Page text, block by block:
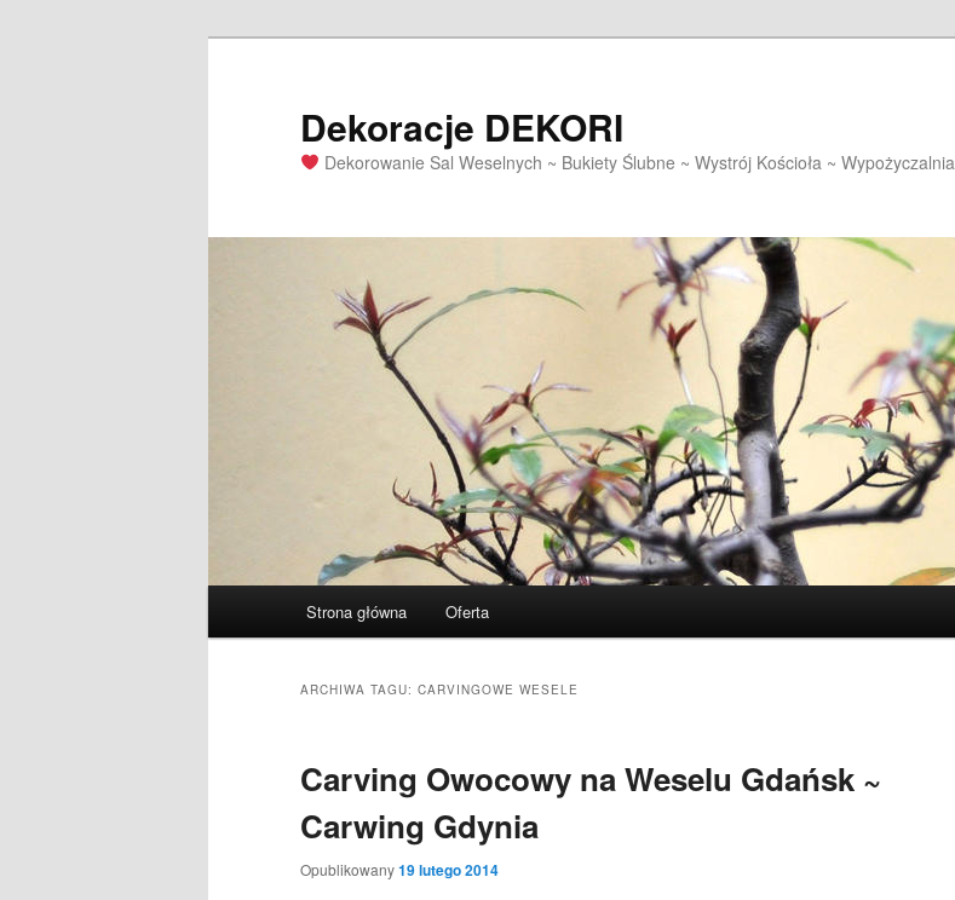
Dekoracje DEKORI
Dekorowanie Sal Weselnych ~ Bukiety Ślubne ~ Wystrój Kościoła ~ Wypożyczalnia
Przeskocz
Przeskocz
Strona główna Oferta
ARCHIWA TAGU: CARVINGOWE WESELE
Carving Owocowy na Weselu Gdańsk ~
Carwing Gdynia
Opublikowany19 lutego 2014